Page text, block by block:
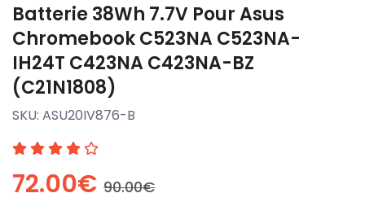
Batterie 38Wh 7.7V Pour Asus
Chromebook C523NA C523NA-
IH24T C423NA C423NA-BZ
(C21N1808)
SKU: ASU20IV876-B
72.00€ 90.00€